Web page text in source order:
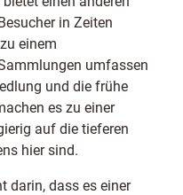
in Zeiten
einem
umfassen
und die frühe
es zu einer
auf die tieferen
hier sind.
darin, dass es einer